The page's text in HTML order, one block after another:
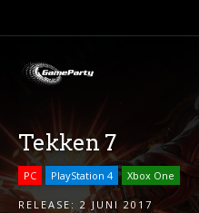
Tekken 7
PC PlayStation 4 Xbox One
RELEASE: 2 JUNI 2017